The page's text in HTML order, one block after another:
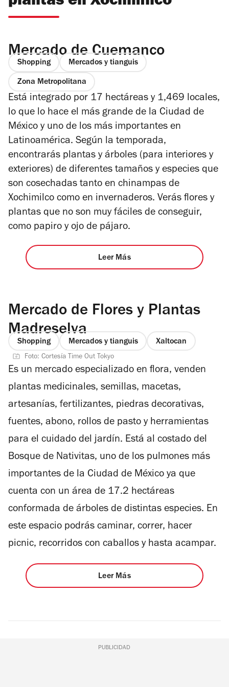
Mercado de Cuemanco
Shopping Mercados y tianguis
Zona Metropolitana
Está integrado por 17 hectáreas y 1,469 locales,
lo que lo hace el más grande de la Ciudad de
México y uno de los más importantes en
Latinoamérica. Según la temporada,
encontrarás plantas y árboles (para interiores y
exteriores) de diferentes tamaños y especies que
son cosechadas tanto en chinampas de
Xochimilco como en invernaderos. Verás flores y
plantas que no son muy fáciles de conseguir,
como papiro y ojo de pájaro.
Leer Más
Mercado de Flores y Plantas
Madreselva
Shopping Mercados y tianguis Xaltocan
Foto: Cortesía Time Out Tokyo
Es un mercado especializado en flora, venden
plantas medicinales, semillas, macetas,
artesanías, fertilizantes, piedras decorativas,
fuentes, abono, rollos de pasto y herramientas
para el cuidado del jardín. Está al costado del
Bosque de Nativitas, uno de los pulmones más
importantes de la Ciudad de México ya que
cuenta con un área de 17.2 hectáreas
conformada de árboles de distintas especies. En
este espacio podrás caminar, correr, hacer
picnic, recorridos con caballos y hasta acampar.
Leer Más
PUBLICIDAD